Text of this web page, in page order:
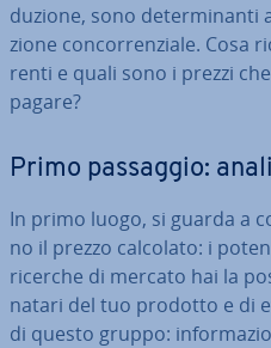
du­zio­ne, sono de­ter­mi­nan­ti
zio­ne con­cor­ren­zia­le. Cosa
ren­ti e quali sono i prezzi
pagare?
Primo passaggio:
In primo luogo, si guarda a
no il prezzo calcolato: i
ricerche di mercato hai la
na­ta­ri del tuo prodotto e di
di questo gruppo: